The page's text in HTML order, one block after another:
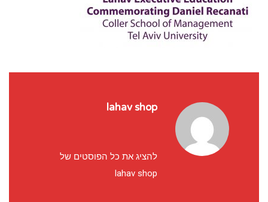
lahav shop
להציג את כל הפוסטים של
lahav shop